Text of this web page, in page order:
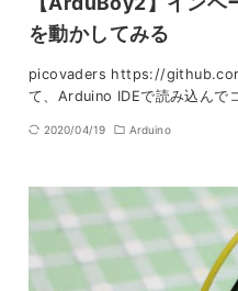
を動かしてみる
picovaders https://
て、Arduino IDEで読み込んで
2020/04/19 Arduino